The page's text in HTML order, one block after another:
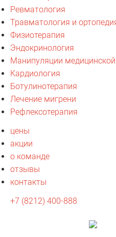
Ревматология
Травматология и
Физиотерапия
Эндокринология
Манипуляции
Кардиология
Ботулинотерапия
Лечение мигрени
Рефлексотерапия
цены
акции
о команде
отзывы
контакты
+7 (8212) 400-888